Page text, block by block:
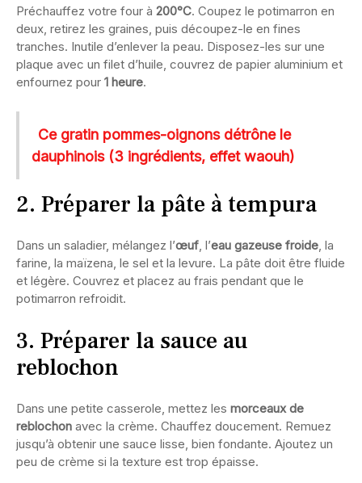
Préchauffez votre four à 200°C. Coupez le potimarron en
deux, retirez les graines, puis découpez-le en fines
tranches. Inutile d’enlever la peau. Disposez-les sur une
plaque avec un filet d’huile, couvrez de papier aluminium et
enfournez pour 1 heure.
Ce gratin pommes-oignons détrône le
dauphinois (3 ingrédients, effet waouh)
2. Préparer la pâte à tempura
Dans un saladier, mélangez l’œuf, l’eau gazeuse froide, la
farine, la maïzena, le sel et la levure. La pâte doit être fluide
et légère. Couvrez et placez au frais pendant que le
potimarron refroidit.
3. Préparer la sauce au
reblochon
Dans une petite casserole, mettez les morceaux de
reblochon avec la crème. Chauffez doucement. Remuez
jusqu’à obtenir une sauce lisse, bien fondante. Ajoutez un
peu de crème si la texture est trop épaisse.